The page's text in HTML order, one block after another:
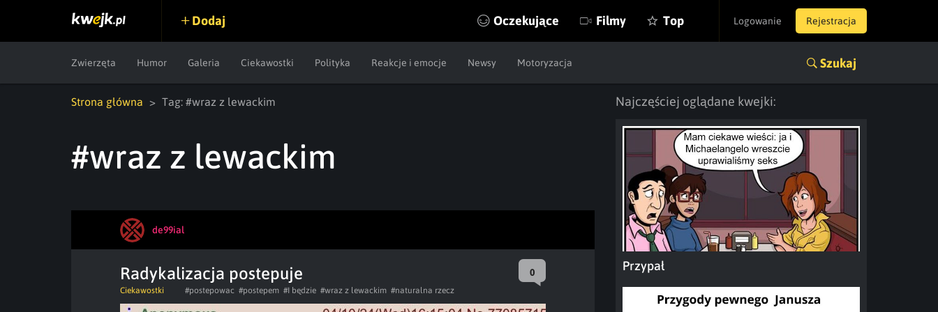
Logowanie Rejestracja
Dodaj Oczekujące Filmy Top
Zwierzęta Humor Galeria Ciekawostki Polityka Reakcje i emocje Newsy Motoryzacja Szukaj
Strona główna Tag: #wraz z lewackim
#wraz z lewackim
de99ial
Radykalizacja postepuje 0
Ciekawostki #postepowac #postepem #I będzie #wraz z lewackim #naturalna rzecz
Najczęściej oglądane kwejki:
Przypał